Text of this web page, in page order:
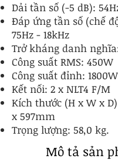
Dải tần số (-5 dB):
Đáp ứng tần số (chế
75Hz - 18kHz
Trở kháng danh
Công suất RMS: 450W
Công suất đỉnh: 1800W
Kết nối: 2 x NLT4 F/M
Kích thước (H x W x
x 597mm
Trọng lượng: 58,0 kg.
Mô tả sản